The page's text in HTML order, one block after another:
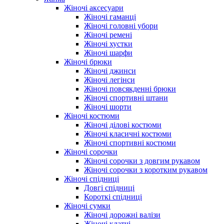
Жіночі аксесуари
Жіночі гаманці
Жіночі головні убори
Жіночі ремені
Жіночі хустки
Жіночі шарфи
Жіночі брюки
Жіночі джинси
Жіночі легінси
Жіночі повсякденні брюки
Жіночі спортивні штани
Жіночі шорти
Жіночі костюми
Жіночі ділові костюми
Жіночі класичні костюми
Жіночі спортивні костюми
Жіночі сорочки
Жіночі сорочки з довгим рукавом
Жіночі сорочки з коротким рукавом
Жіночі спідниці
Довгі спідниці
Короткі спідниці
Жіночі сумки
Жіночі дорожні валізи